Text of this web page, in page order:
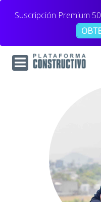
Suscripción Premium